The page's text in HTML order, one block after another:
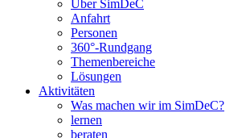
Über SimDeC
Anfahrt
Personen
360°-Rundgang
Themenbereiche
Lösungen
Aktivitäten
Was machen wir im SimDeC?
lernen
beraten